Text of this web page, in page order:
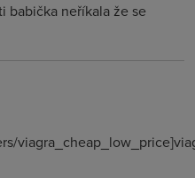
babička neříkala že se